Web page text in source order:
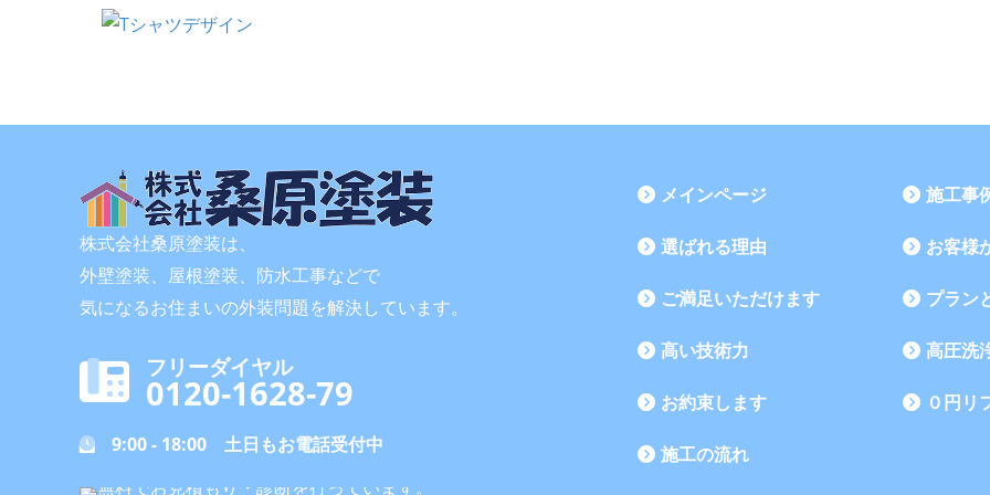
株式会社桑原塗装は、
外壁塗装、屋根塗装、防水工事などで
気になるお住まいの外装問題を解決しています。
フリーダイヤル
0120-1628-79
9:00 - 18:00 土日もお電話受付中
メインページ
選ばれる理由
ご満足いただけます
高い技術力
お約束します
施工の流れ
施工事
お客様
プラン
高圧洗
０円リ